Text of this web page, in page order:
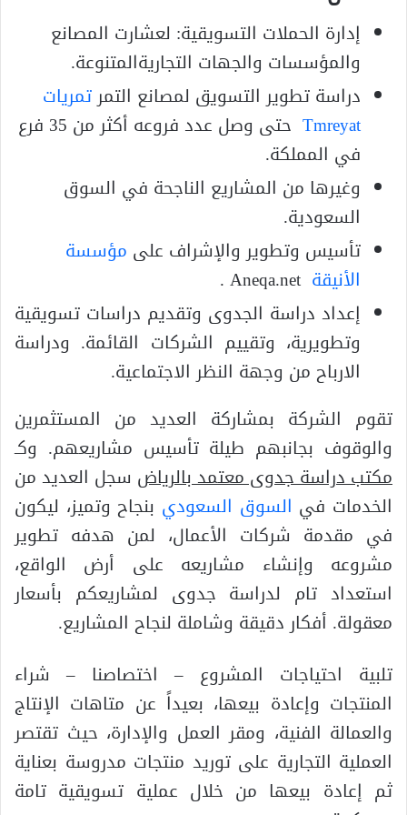
إدارة الحملات التسويقية: لعشارت المصانع
والمؤسسات والجهات التجاريةالمتنوعة.
دراسة تطوير التسويق لمصانع التمرتمريات
Tmreyat
حتى وصل عدد فروعه أكثر من 35 فرع
في المملكة.
وغيرها من المشاريع الناجحة في السوق
السعودية.
تأسيس وتطوير والإشراف على مؤسسة
الأنيقة
إعداد دراسة الجدوى وتقديم دراسات تسويقية
وتطويرية، وتقييم الشركات القائمة. ودراسة
الارباح من وجهة النظر الاجتماعية.
تقوم الشركة بمشاركة العديد من المستثمرين
والوقوف بجانبهم طيلة تأسيس مشاريعهم. وكـ
مكتب دراسة جدوى معتمد بالرياض سجل العديد من
الخدمات في السوق السعودي بنجاح وتميز، ليكون
في مقدمة شركات الأعمال، لمن هدفه تطوير
مشروعه وإنشاء مشاريعه على أرض الواقع،
استعداد تام لدراسة جدوى لمشاريعكم بأسعار
معقولة. أفكار دقيقة وشاملة لنجاح المشاريع.
تلبية احتياجات المشروع – اختصاصنا – شراء
المنتجات وإعادة بيعها، بعيداً عن متاهات الإنتاج
والعمالة الفنية، ومقر العمل والإدارة، حيث تقتصر
العملية التجارية على توريد منتجات مدروسة بعناية
ثم إعادة بيعها من خلال عملية تسويقية تامة